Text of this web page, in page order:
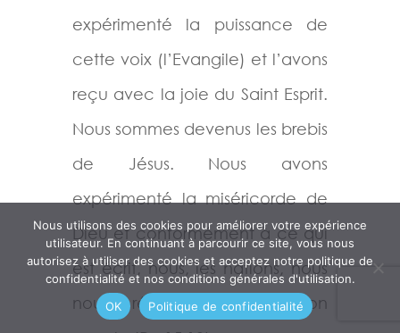
expérimenté la puissance de
cette voix (l’Evangile) et l’avons
reçu avec la joie du Saint Esprit.
Nous sommes devenus les brebis
de Jésus. Nous avons
expérimenté la miséricorde de
Dieu et conformément à ce qui
est écrit, nous, les nations, nous
nous réjouissons avec son
Nous utilisons des cookies pour améliorer votre expérience
utilisateur. En continuant à parcourir ce site, vous nous
autorisez à utiliser des cookies et acceptez notre politique de
confidentialité et nos conditions générales d'utilisation.
OK
Politique de confidentialité